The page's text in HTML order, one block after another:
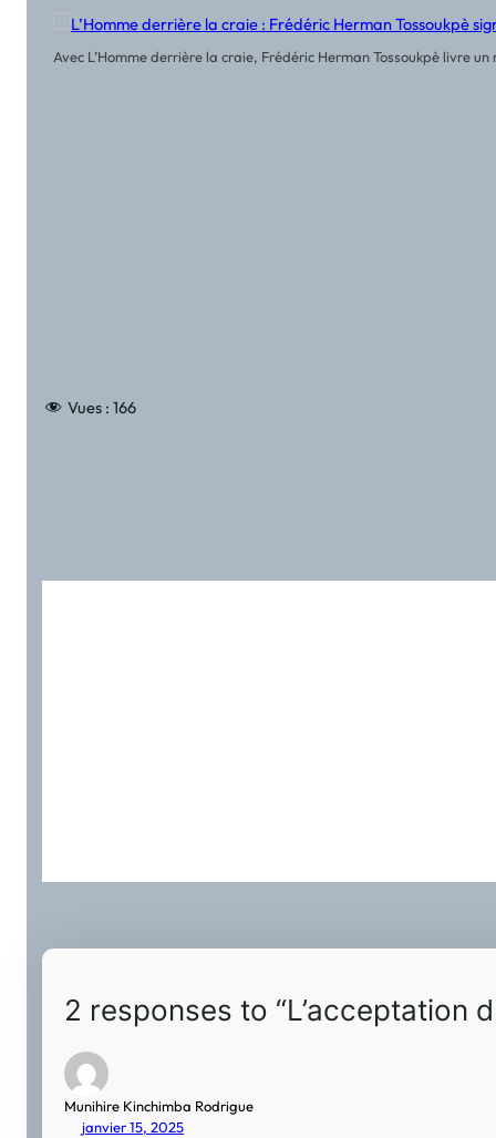
Avec L’Homme derrière la craie, Frédéric Herman Tossoukpè livre
Vues : 166
2 responses to “L’acceptation
Munihire Kinchimba Rodrigue
janvier 15, 2025